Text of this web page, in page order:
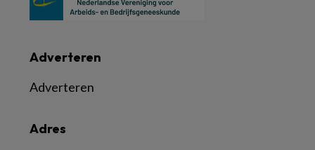
Adres
Adverteren
Adverteren